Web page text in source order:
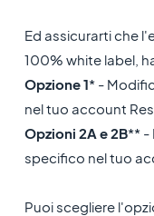
Ed assicurarti che
100% white label,
Opzione 1* -
nel tuo account
Opzioni 2A e 2B** -
specifico nel tuo
Puoi scegliere